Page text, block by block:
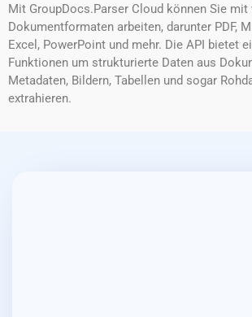
Mit GroupDocs.Parser Cloud können Sie mit
Dokumentformaten arbeiten, darunter PDF,
Excel, PowerPoint und mehr. Die API bietet
Funktionen um strukturierte Daten aus
Metadaten, Bildern, Tabellen und sogar
extrahieren.